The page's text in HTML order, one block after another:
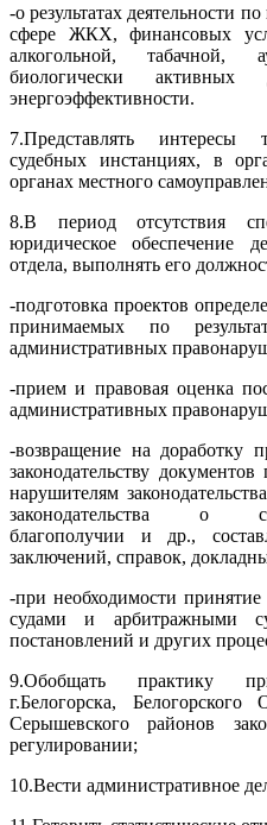
-о результатах деятельности
сфере ЖКХ, финансовых
алкогольной, табачной,
биологически
энергоэффективности.
7.Представлять интересы
судебных инстанциях, в
органах местного
8.В период отсутствия
юридическое обеспечение
отдела, выполнять его
-подготовка проектов
принимаемых по
административных
-прием и правовая оценка
административных
-возвращение на доработку
законодательству
нарушителям
законодательства о
благополучии и др.,
заключений, справок,
-при необходимости
судами и арбитражными
постановлений и других
9.Обобщать практику
г.Белогорска, Белогорского
Серышевского районов
регулировании;
10.Вести административное